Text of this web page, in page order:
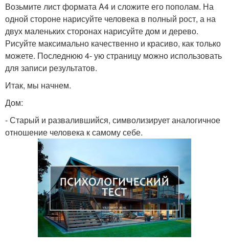
Возьмите лист формата A4 и сложите его пополам. На
одной стороне нарисуйте человека в полный рост, а на
двух маленьких сторонах нарисуйте дом и дерево.
Рисуйте максимально качественно и красиво, как только
можете. Последнюю 4- ую страницу можно использовать
для записи результатов.
Итак, мы начнем.
Дом:
- Старый и развалившийся, символизирует аналогичное
отношение человека к самому себе.